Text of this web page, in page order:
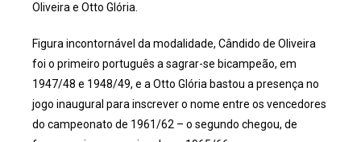
Oliveira e Otto Glória.
Figura incontornável da modalidade, Cândido de Oliveira
foi o primeiro português a sagrar-se bicampeão, em
1947/48 e 1948/49, e a Otto Glória bastou a presença no
jogo inaugural para inscrever o nome entre os vencedores
do campeonato de 1961/62 – o segundo chegou, de